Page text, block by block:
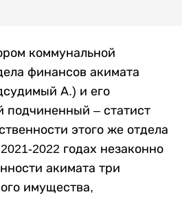
коммунальной
финансов акимата
А.) и его
подчиненный – статист
этого же отдела
2022 годах незаконно
акимата три
имущества,